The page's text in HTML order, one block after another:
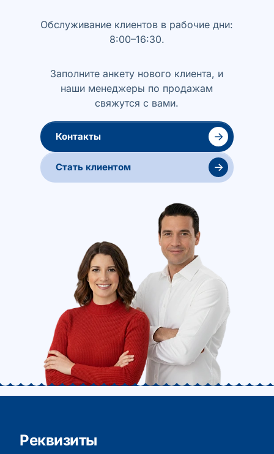
Обслуживание клиентов в рабочие дни:
8:00–16:30.
Заполните анкету нового клиента, и
наши менеджеры по продажам
свяжутся с вами.
Контакты →
Стать клиентом →
Реквизиты